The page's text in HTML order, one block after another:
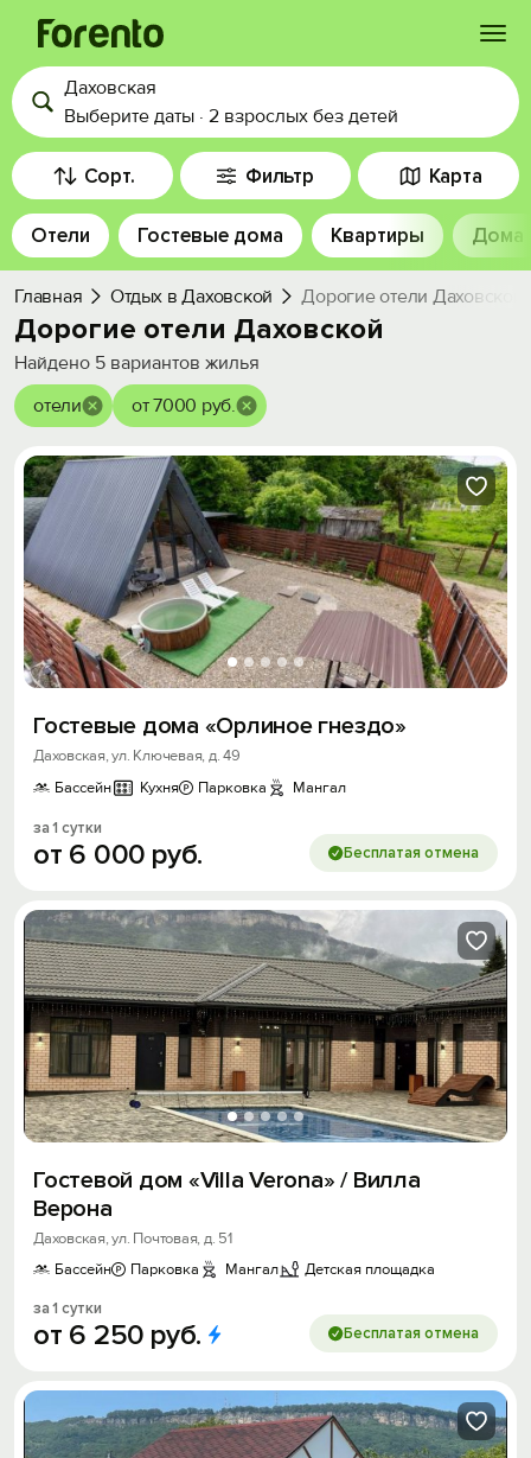
Войти
Избранное
История просмотра
Добавить свой объект
Даховская
Выберите даты · 2 взрослых без детей
Сорт. Фильтр Карта
Отели Гостевые дома Квартиры Дома
Главная Отдых в Даховской Дорогие отели Даховской
Дорогие отели Даховской
Найдено 5 вариантов жилья
отели
от 7000 руб.
Гостевые дома «Орлиное гнездо»
Даховская, ул. Ключевая, д. 49
Бассейн
Кухня Парковка Мангал
за 1 сутки
от 6 000 руб. Бесплатая отмена
Гостевой дом «Villa Verona» / Вилла
Верона
Даховская, ул. Почтовая, д. 51
Бассейн
Парковка Мангал Детская площадка
за 1 сутки
от 6 250 руб. Бесплатая отмена